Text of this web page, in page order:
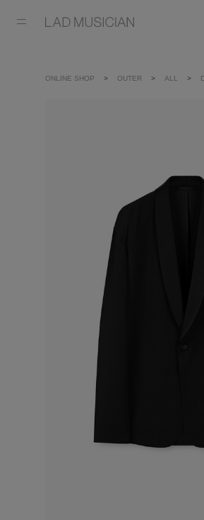
ONLINE SHOP OUTER ALL